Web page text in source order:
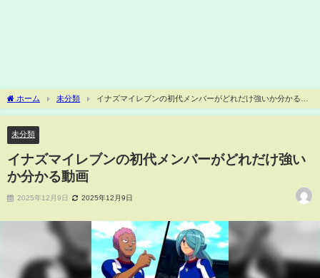
ホーム 未分類
イナズマイレブンの初代メンバーがどれだけ強いか分かる動
画
未分類
イナズマイレブンの初代メンバーがどれだけ強い
か分かる動画
2025年12月9日 2025年12月9日